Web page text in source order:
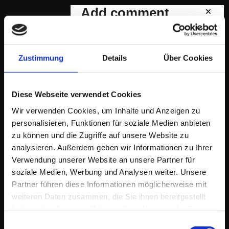
Zustimmung Details Über Cookies
Diese Webseite verwendet Cookies
Wir verwenden Cookies, um Inhalte und Anzeigen zu
personalisieren, Funktionen für soziale Medien anbieten
zu können und die Zugriffe auf unsere Website zu
analysieren. Außerdem geben wir Informationen zu Ihrer
Verwendung unserer Website an unsere Partner für
soziale Medien, Werbung und Analysen weiter. Unsere
Partner führen diese Informationen möglicherweise mit
weiteren Daten zusammen, die Sie ihnen bereitgestellt
schließen
Kunden
Referenzen
Messestandkonzeption
Planungsbeispiele
Lichtplanung
Unternehmen
ML14 Eventlocation
Stories
Add comment
Message*
SEND
Comments